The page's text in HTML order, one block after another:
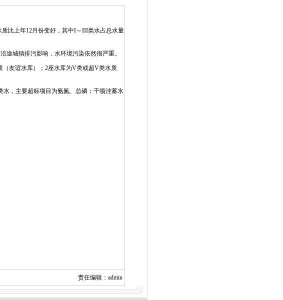
比上年12月份变好，其中I～III类水占总水量
城镇排污影响，水环境污染依然很严重。
友谊水库）；2座水库为V类或超V类水质
，主要超标项目为氨氮、总磷；千顷洼蓄水
责任编辑：admin